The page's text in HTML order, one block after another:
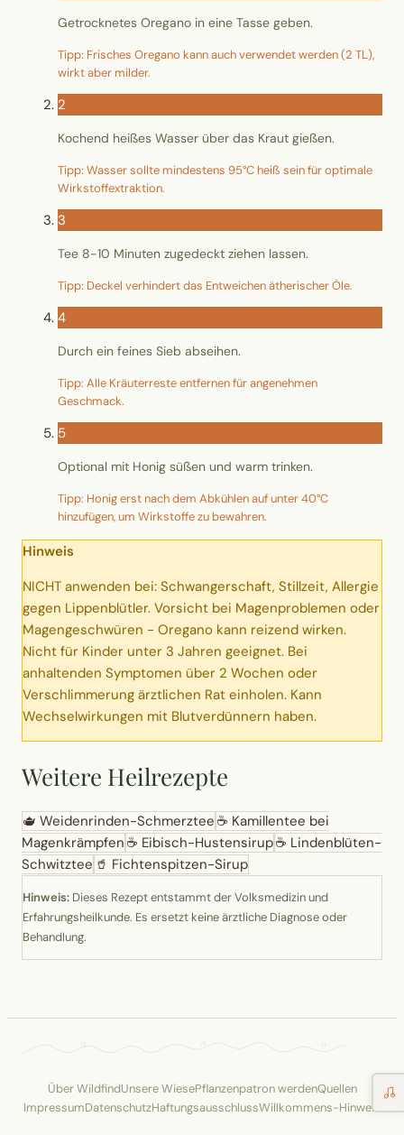
Selber machen
Glossar
Getrocknetes Oregano in eine Tasse geben.
Tipp: Frisches Oregano kann auch verwendet werden (2 TL),
wirkt aber milder.
2
Kochend heißes Wasser über das Kraut gießen.
Tipp: Wasser sollte mindestens 95°C heiß sein für optimale
Wirkstoffextraktion.
3
Tee 8-10 Minuten zugedeckt ziehen lassen.
Tipp: Deckel verhindert das Entweichen ätherischer Öle.
4
Durch ein feines Sieb abseihen.
Tipp: Alle Kräuterreste entfernen für angenehmen
Geschmack.
5
Optional mit Honig süßen und warm trinken.
Tipp: Honig erst nach dem Abkühlen auf unter 40°C
hinzufügen, um Wirkstoffe zu bewahren.
Hinweis
NICHT anwenden bei: Schwangerschaft, Stillzeit, Allergie
gegen Lippenblütler. Vorsicht bei Magenproblemen oder
Magengeschwüren - Oregano kann reizend wirken.
Nicht für Kinder unter 3 Jahren geeignet. Bei
anhaltenden Symptomen über 2 Wochen oder
Verschlimmerung ärztlichen Rat einholen. Kann
Wechselwirkungen mit Blutverdünnern haben.
Weitere Heilrezepte
🫖 Weidenrinden-Schmerztee ☕ Kamillentee bei
Magenkrämpfen ☕ Eibisch-Hustensirup☕ Lindenblüten-
Schwitztee 🥤 Fichtenspitzen-Sirup
Hinweis: Dieses Rezept entstammt der Volksmedizin und
Erfahrungsheilkunde. Es ersetzt keine ärztliche Diagnose oder
Behandlung.
Über WildfindUnsere WiesePflanzenpatron werdenQuellen
ImpressumDatenschutzHaftungsausschlussWillkommens-Hinweis